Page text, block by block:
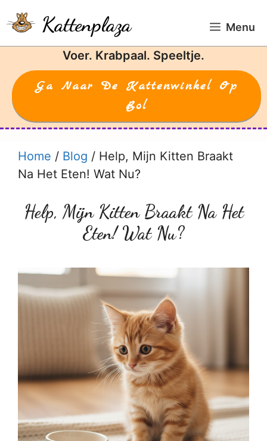
naar
de
Kattenplaza Menu
Voer. Krabpaal. Speeltje.
Ga Naar De Kattenwinkel Op
Bol
Home / Blog / Help, Mijn Kitten Braakt
Na Het Eten! Wat Nu?
Help, Mijn Kitten Braakt Na Het
Eten! Wat Nu?